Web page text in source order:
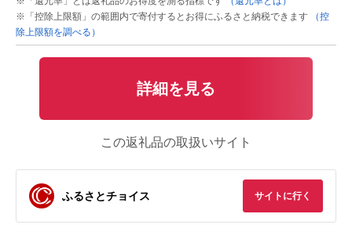
※「控除上限額」の範囲内で寄付するとお得にふるさと納税できます
（控
除上限額を調べる）
詳細を見る
この返礼品の取扱いサイト
ふるさとチョイス サイトに行く